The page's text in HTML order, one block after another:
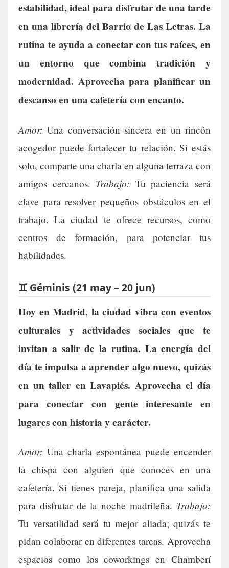
estabilidad, ideal para disfrutar de una tarde
en una librería del Barrio de Las Letras. La
rutina te ayuda a conectar con tus raíces, en
un entorno que combina tradición y
modernidad. Aprovecha para planificar un
descanso en una cafetería con encanto.
Amor: Una conversación sincera en un rincón
acogedor puede fortalecer tu relación. Si estás
solo, comparte una charla en alguna terraza con
amigos cercanos. Trabajo: Tu paciencia será
clave para resolver pequeños obstáculos en el
trabajo. La ciudad te ofrece recursos, como
centros de formación, para potenciar tus
habilidades.
♊ Géminis (21 may – 20 jun)
Hoy en Madrid, la ciudad vibra con eventos
culturales y actividades sociales que te
invitan a salir de la rutina. La energía del
día te impulsa a aprender algo nuevo, quizás
en un taller en Lavapiés. Aprovecha el día
para conectar con gente interesante en
lugares con historia y carácter.
Amor: Una charla espontánea puede encender
la chispa con alguien que conoces en una
cafetería. Si tienes pareja, planifica una salida
para disfrutar de la noche madrileña. Trabajo:
Tu versatilidad será tu mejor aliada; quizás te
pidan colaborar en diferentes tareas. Aprovecha
espacios como los coworkings en Chamberí